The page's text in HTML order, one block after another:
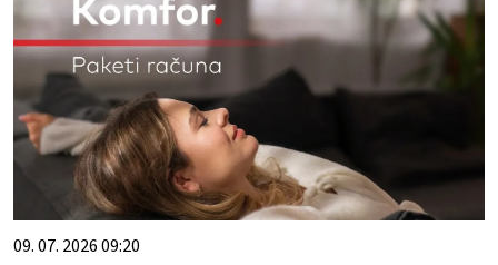
09. 07. 2026 09:20